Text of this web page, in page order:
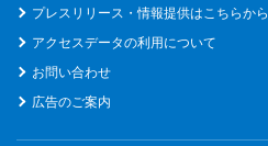
プレスリリース・情報提供はこちらから
アクセスデータの利用について
お問い合わせ
広告のご案内